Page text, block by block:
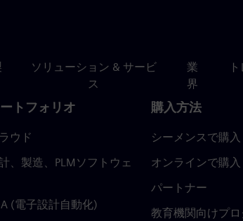
ソリューション & サービ
ス
業
界
トフォリオ
ウド
、製造、PLMソフトウェ
(電子設計自動化)
購入方法
シーメンスで購入
オンラインで購入
パートナー
教育機関向けプ